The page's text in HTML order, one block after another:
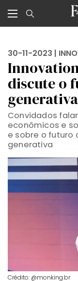
30-11-2023 |
discute o
generativa
Convidados
econômicos e
e sobre o futuro
generativa
Crédito: @monking.br